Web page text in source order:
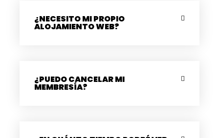
¿NECESITO MI PROPIO
ALOJAMIENTO WEB?
¿PUEDO CANCELAR MI
MEMBRESÍA?